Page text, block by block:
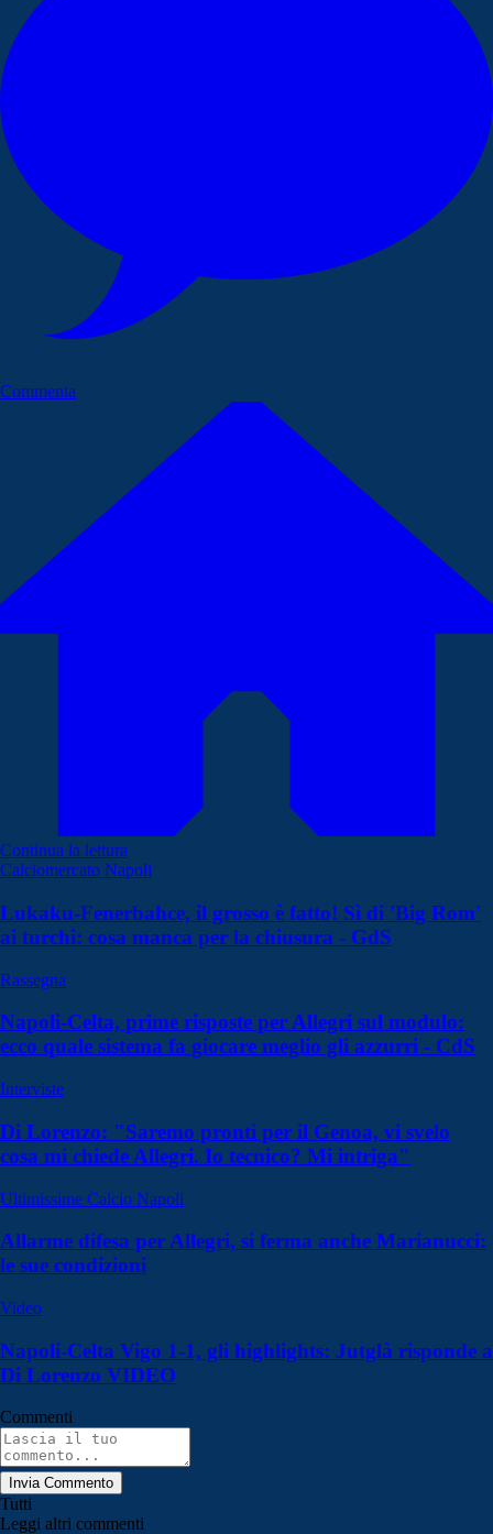
Commenta
Continua la lettura
Calciomercato Napoli
Lukaku-Fenerbahce, il grosso è fatto! Sì di 'Big Rom'
ai turchi: cosa manca per la chiusura - GdS
Rassegna
Napoli-Celta, prime risposte per Allegri sul modulo:
ecco quale sistema fa giocare meglio gli azzurri - CdS
Interviste
Di Lorenzo: "Saremo pronti per il Genoa, vi svelo
cosa mi chiede Allegri. Io tecnico? Mi intriga"
Ultimissime Calcio Napoli
Allarme difesa per Allegri, si ferma anche Marianucci:
le sue condizioni
Video
Napoli-Celta Vigo 1-1, gli highlights: Jutglà risponde a
Di Lorenzo VIDEO
Commenti
Invia Commento
Tutti
Leggi altri commenti